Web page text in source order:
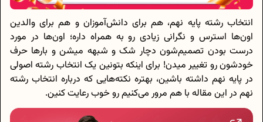
انتخاب رشته پایه نهم، هم برای دانش‌آموزان و هم برای والدین
اون‌ها استرس و نگرانی زیادی رو به همراه داره؛ اون‌ها در مورد
درست بودن تصمیم‌شون دچار شک و شبهه میشن و بارها حرف
خودشون رو تغییر میدن! برای اینکه بتونین یک انتخاب رشته اصولی
در پایه نهم داشته باشین، بهتره نکته‌هایی که درباره انتخاب رشته
نهم در این مقاله با هم مرور می‌کنیم رو خوب رعایت کنین.